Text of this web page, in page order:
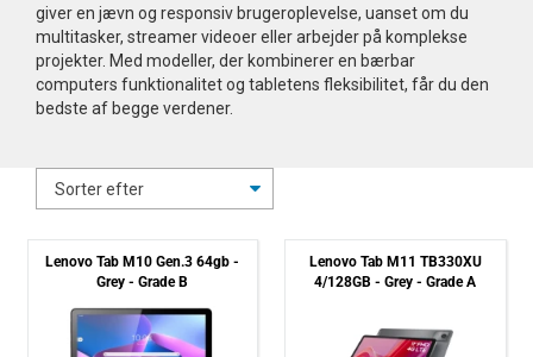
Reparationer og RMA
Reservedele
giver en jævn og responsiv brugeroplevelse, uanset om du
multitasker, streamer videoer eller arbejder på komplekse
projekter. Med modeller, der kombinerer en bærbar
computers funktionalitet og tabletens fleksibilitet, får du den
bedste af begge verdener.
Lenovo Tab M10 Gen.3 64gb -
Grey - Grade B
Lenovo Tab M11 TB330XU
4/128GB - Grey - Grade A